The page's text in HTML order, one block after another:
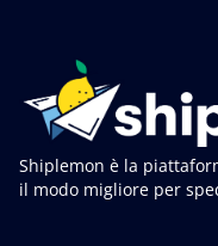
Shiplemon è la
il modo migliore per